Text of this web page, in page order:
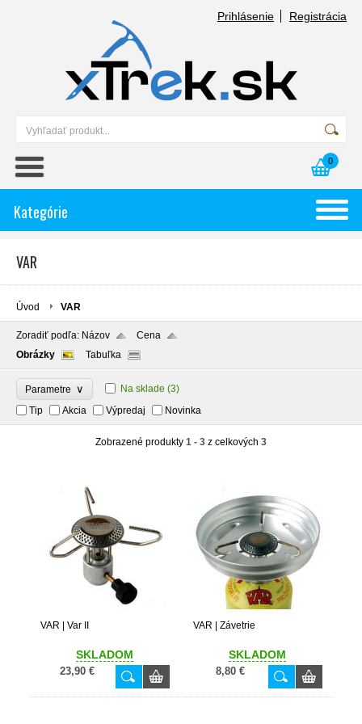
Prihlásenie Registrácia
0
Kategórie
VAR
Úvod VAR
Zoradiť podľa: Názov
Cena
Obrázky
Tabuľka
Parametre ∨ Na sklade (3)
Tip
Akcia Výpredaj Novinka
Zobrazené produkty 1 - 3 z celkových 3
VAR | Var II
SKLADOM
23,90 €
VAR | Závetrie
SKLADOM
8,80 €